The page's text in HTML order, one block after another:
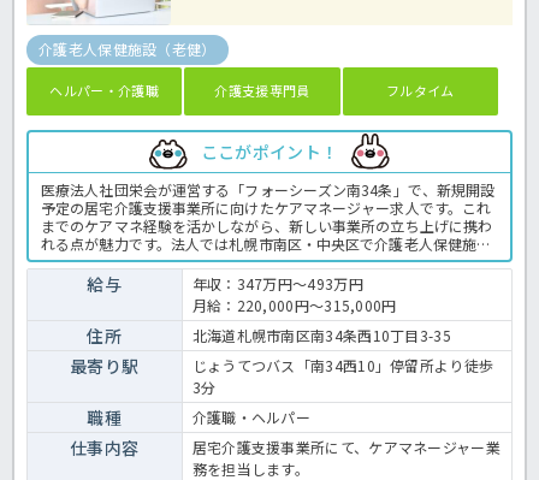
介護老人保健施設（老健）
ヘルパー・介護職 介護支援専門員 フルタイム
ここがポイント！
医療法人社団栄会が運営する「フォーシーズン南34条」で、新規開設
予定の居宅介護支援事業所に向けたケアマネージャー求人です。これ
までのケアマネ経験を活かしながら、新しい事業所の立ち上げに携わ
れる点が魅力です。法人では札幌市南区・中央区で介護老人保健施設
を運営しており、安定した運営基盤があります。土日休みで年間休日
109日のため、仕事と生活のバランスを大切にしたい方にもおすすめ
です。介護支援専門員の業務全般です。〈介護支援専門員 正職員
介護老人保健施設の求人〉
給与
年収：347万円～493万円
月給：220,000円～315,000円
住所 北海道札幌市南区南34条西10丁目3-35
最寄り駅
じょうてつバス「南34西10」停留所より徒歩
3分
職種 介護職・ヘルパー
仕事内容
居宅介護支援事業所にて、ケアマネージャー業
務を担当します。